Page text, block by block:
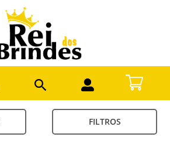
FILTROS